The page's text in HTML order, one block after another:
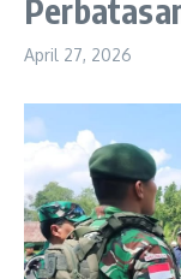
April 27, 2026